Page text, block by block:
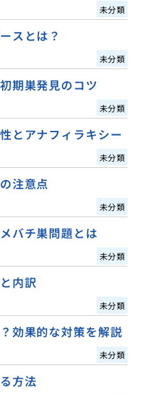
未分類
スとは？
未分類
期巣発見のコツ
未分類
とアナフィラキシー
未分類
注意点
未分類
バチ巣問題とは
未分類
内訳
未分類
効果的な対策を解説
未分類
方法